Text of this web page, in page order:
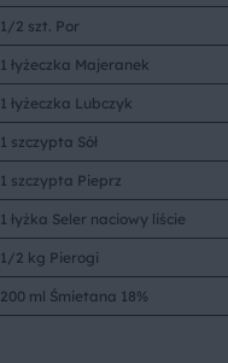
1/2 szt. Por
1 łyżeczka Majeranek
1 łyżeczka Lubczyk
1 szczypta Sół
1 szczypta Pieprz
1 łyżka Seler naciowy liście
1/2 kg Pierogi
200 ml Śmietana 18%